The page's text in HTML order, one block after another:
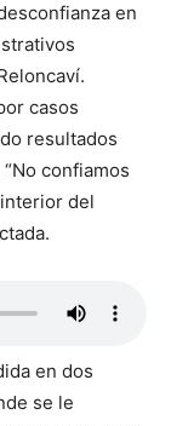
en
casos
resultados
confiamos
del
en dos
se le